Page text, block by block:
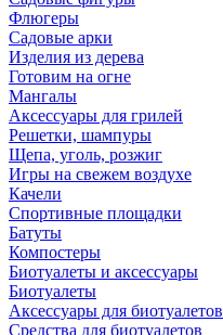
Флюгеры
Садовые арки
Изделия из дерева
Готовим на огне
Мангалы
Аксессуары для грилей
Решетки, шампуры
Щепа, уголь, розжиг
Игры на свежем воздухе
Качели
Спортивные площадки
Батуты
Компостеры
Биотуалеты и аксессуары
Биотуалеты
Аксессуары для биотуалетов
Средства для биотуалетов